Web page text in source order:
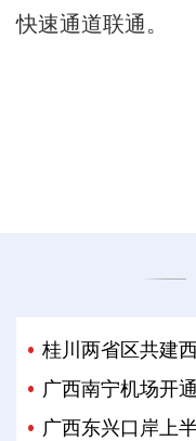
快速通道联通。
桂川两省区共建
广西南宁机场开
广西东兴口岸上